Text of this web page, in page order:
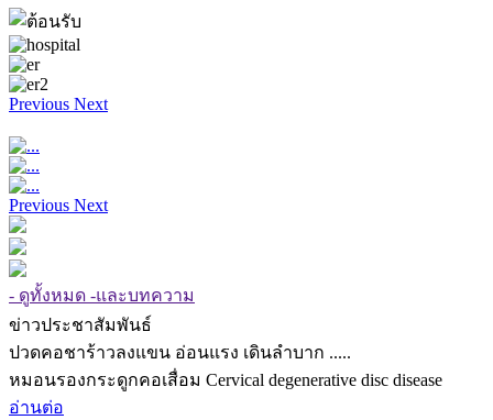
Previous Next
Previous Next
- ดูทั้งหมด -และบทความ
ข่าวประชาสัมพันธ์
ปวดคอชาร้าวลงแขน อ่อนแรง เดินลำบาก .....
หมอนรองกระดูกคอเสื่อม Cervical degenerative disc disease
อ่านต่อ